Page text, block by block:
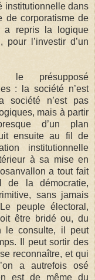
institutionnelle dans
de corporatisme de
a repris la logique
pour l’investir d’un
le présupposé
: la société n’est
société n’est pas
mais à partir
d’un plan
ensuite au fil de
institutionnelle
à sa mise en
a tout fait
de la démocratie,
sans jamais
peuple électoral,
être bridé ou, du
le consulte, il peut
Il peut sortir des
reconnaître, et qui
a autrefois osé
est de même du